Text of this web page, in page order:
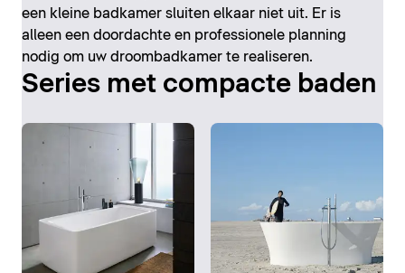
een kleine badkamer sluiten elkaar niet uit. Er is
alleen een doordachte en professionele planning
nodig om uw droombadkamer te realiseren.
Series met compacte baden